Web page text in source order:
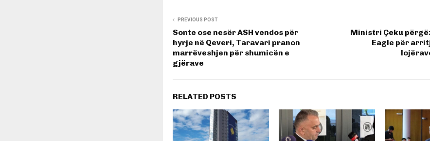
PREVIOUS POST
Sonte ose nesër ASH vendos për
hyrje në Qeveri, Taravari pranon
marrëveshjen për shumicën e
gjërave
Ministri Çeku
Eagle për
RELATED POSTS